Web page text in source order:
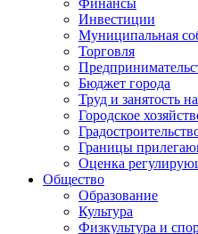
Финансы
Инвестиции
Муниципальная
Торговля
Бюджет города
Труд и занятость
Городское
Границы
Оценка
Общество
Образование
Культура
Физкультура и